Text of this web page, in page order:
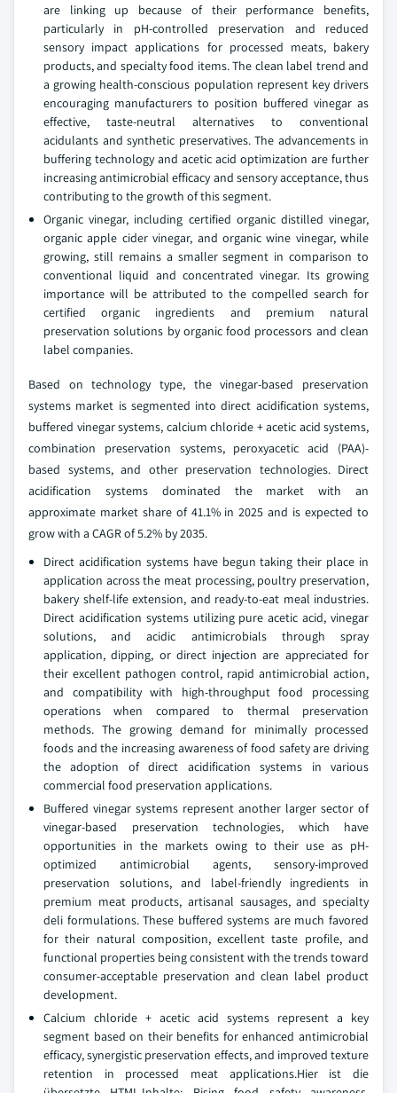
are linking up because of their performance benefits,
particularly in pH-controlled preservation and reduced
sensory impact applications for processed meats, bakery
products, and specialty food items. The clean label trend and
a growing health-conscious population represent key drivers
encouraging manufacturers to position buffered vinegar as
effective, taste-neutral alternatives to conventional
acidulants and synthetic preservatives. The advancements in
buffering technology and acetic acid optimization are further
increasing antimicrobial efficacy and sensory acceptance, thus
contributing to the growth of this segment.
Organic vinegar, including certified organic distilled vinegar,
organic apple cider vinegar, and organic wine vinegar, while
growing, still remains a smaller segment in comparison to
conventional liquid and concentrated vinegar. Its growing
importance will be attributed to the compelled search for
certified organic ingredients and premium natural
preservation solutions by organic food processors and clean
label companies.
Based on technology type, the vinegar-based preservation
systems market is segmented into direct acidification systems,
buffered vinegar systems, calcium chloride + acetic acid systems,
combination preservation systems, peroxyacetic acid (PAA)-
based systems, and other preservation technologies. Direct
acidification systems dominated the market with an
approximate market share of 41.1% in 2025 and is expected to
grow with a CAGR of 5.2% by 2035.
Direct acidification systems have begun taking their place in
application across the meat processing, poultry preservation,
bakery shelf-life extension, and ready-to-eat meal industries.
Direct acidification systems utilizing pure acetic acid, vinegar
solutions, and acidic antimicrobials through spray
application, dipping, or direct injection are appreciated for
their excellent pathogen control, rapid antimicrobial action,
and compatibility with high-throughput food processing
operations when compared to thermal preservation
methods. The growing demand for minimally processed
foods and the increasing awareness of food safety are driving
the adoption of direct acidification systems in various
commercial food preservation applications.
Buffered vinegar systems represent another larger sector of
vinegar-based preservation technologies, which have
opportunities in the markets owing to their use as pH-
optimized antimicrobial agents, sensory-improved
preservation solutions, and label-friendly ingredients in
premium meat products, artisanal sausages, and specialty
deli formulations. These buffered systems are much favored
for their natural composition, excellent taste profile, and
functional properties being consistent with the trends toward
consumer-acceptable preservation and clean label product
development.
Calcium chloride + acetic acid systems represent a key
segment based on their benefits for enhanced antimicrobial
efficacy, synergistic preservation effects, and improved texture
retention in processed meat applications.Hier ist die